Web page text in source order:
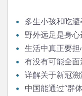
多生小孩和吃
野外远足是身
发言生活中真正要
有没有可能全面
详解关于新冠
中国能通过“群